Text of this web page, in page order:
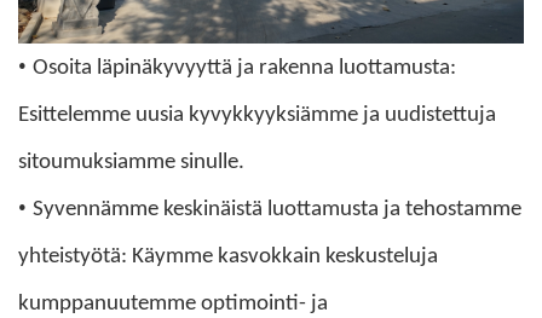
• Osoita läpinäkyvyyttä ja rakenna luottamusta:
Esittelemme uusia kyvykkyyksiämme ja uudistettuja
sitoumuksiamme sinulle.
• Syvennämme keskinäistä luottamusta ja tehostamme
yhteistyötä: Käymme kasvokkain keskusteluja
kumppanuutemme optimointi- ja